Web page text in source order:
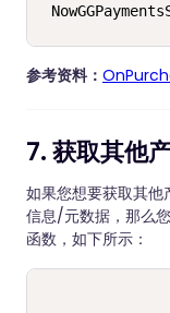
参考资料：
7. 获取其他
如果您想要获取其他
信息/元数据，那么
函数，如下所示：